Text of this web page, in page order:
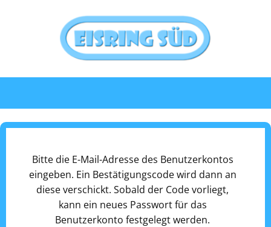
Bitte die E-Mail-Adresse des Benutzerkontos
eingeben. Ein Bestätigungscode wird dann an
diese verschickt. Sobald der Code vorliegt,
kann ein neues Passwort für das
Benutzerkonto festgelegt werden.